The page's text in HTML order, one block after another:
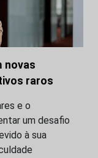
novas
raros
e o
um desafio
à sua